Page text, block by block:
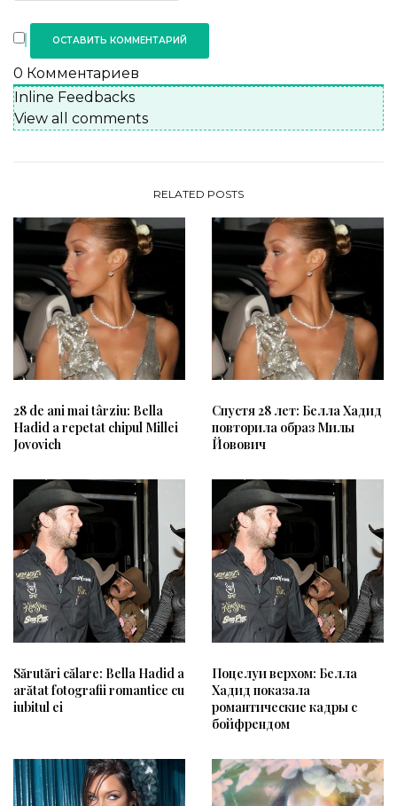
0 Комментариев
Inline Feedbacks
View all comments
RELATED POSTS
28 de ani mai târziu: Bella
Hadid a repetat chipul Millei
Jovovich
Спустя 28 лет: Белла Хадид
повторила образ Милы
Йовович
Sărutări călare: Bella Hadid a
arătat fotografii romantice cu
iubitul ei
Поцелуи верхом: Белла
Хадид показала
романтические кадры с
бойфрендом